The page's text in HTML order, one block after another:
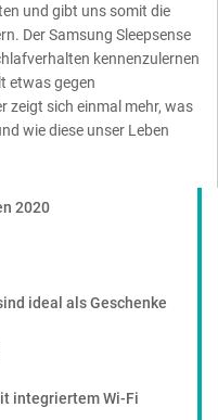
und gibt uns somit die
Der Samsung Sleepsense
kennenzulernen
etwas gegen
zeigt sich einmal mehr, was
wie diese unser Leben
2020
ideal als Geschenke
integriertem Wi-Fi